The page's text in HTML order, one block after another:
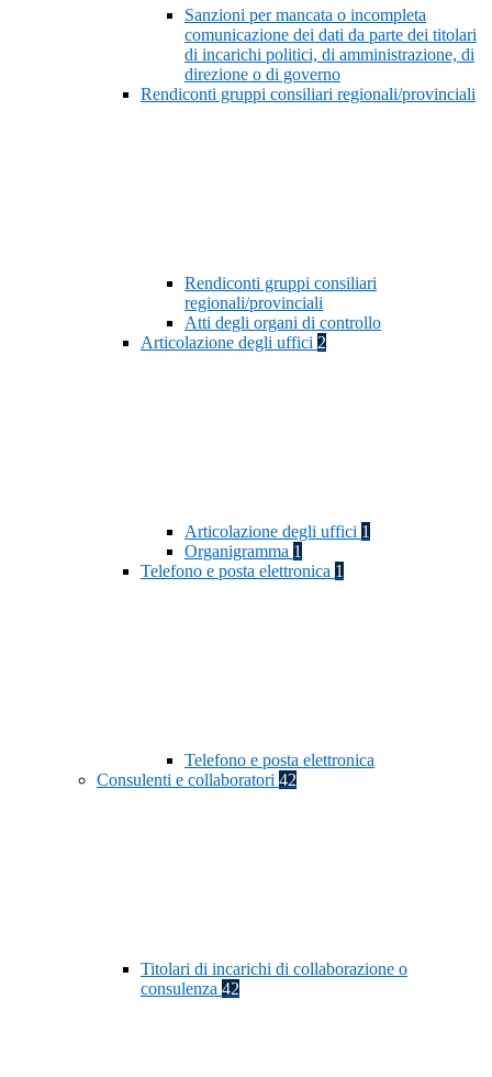
Sanzioni per mancata o incompleta
comunicazione dei dati da parte dei titolari
di incarichi politici, di amministrazione, di
direzione o di governo
Rendiconti gruppi consiliari regionali/provinciali
Rendiconti gruppi consiliari
regionali/provinciali
Atti degli organi di controllo
Articolazione degli uffici 2
Articolazione degli uffici 1
Organigramma 1
Telefono e posta elettronica 1
Telefono e posta elettronica
Consulenti e collaboratori 42
Titolari di incarichi di collaborazione o
consulenza 42